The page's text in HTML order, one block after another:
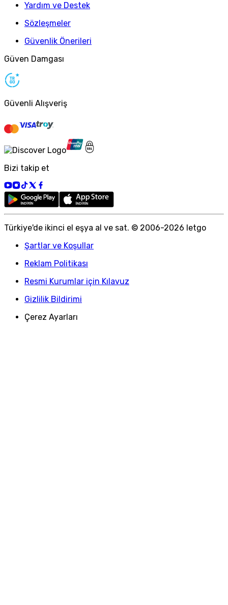
Yardım ve Destek
Sözleşmeler
Güvenlik Önerileri
Güven Damgası
Güvenli Alışveriş
Bizi takip et
Türkiye'de ikinci el eşya al ve sat. © 2006-2026 letgo
Şartlar ve Koşullar
Reklam Politikası
Resmi Kurumlar için Kılavuz
Gizlilik Bildirimi
Çerez Ayarları